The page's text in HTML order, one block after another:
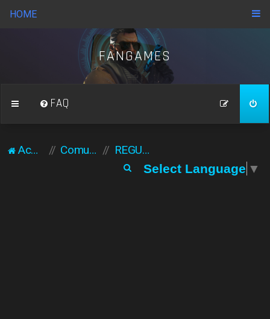
HOME
FANGAMES
FAQ
Acasă Comunitate
REGULAMENT GENERAL
Select Language ▼